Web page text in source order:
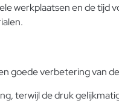
werkplaatsen en de tijd
goede verbetering van
terwijl de druk